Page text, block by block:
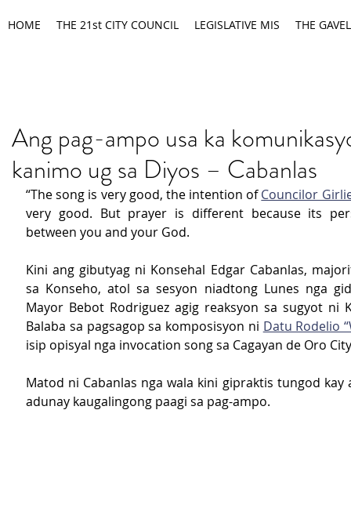
HOME THE 21st CITY COUNCIL LEGISLATIVE MIS THE GAVEL
Ang pag-ampo usa ka
kanimo ug sa Diyos – Cabanlas
“The song is very good, the intention of Councilor
very good. But prayer is different because its
between you and your God.
Kini ang gibutyag ni Konsehal Edgar Cabanlas,
sa Konseho, atol sa sesyon niadtong Lunes nga
Mayor Bebot Rodriguez agig reaksyon sa sugyot ni
Balaba sa pagsagop sa komposisyon ni Datu Rodelio
isip opisyal nga invocation song sa Cagayan de Oro
Matod ni Cabanlas nga wala kini gipraktis tungod kay
adunay kaugalingong paagi sa pag-ampo.